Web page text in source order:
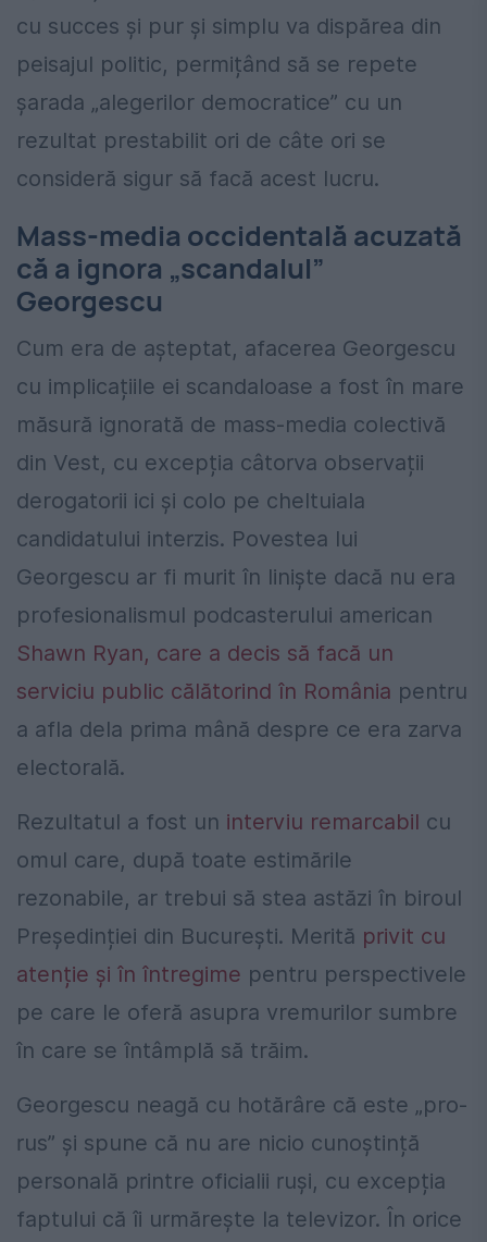
cu succes și pur și simplu va dispărea din
peisajul politic, permițând să se repete
șarada „alegerilor democratice” cu un
rezultat prestabilit ori de câte ori se
consideră sigur să facă acest lucru.
Mass-media occidentală acuzată
că a ignora „scandalul”
Georgescu
Cum era de așteptat, afacerea Georgescu
cu implicațiile ei scandaloase a fost în mare
măsură ignorată de mass-media colectivă
din Vest, cu excepția câtorva observații
derogatorii ici și colo pe cheltuiala
candidatului interzis. Povestea lui
Georgescu ar fi murit în liniște dacă nu era
profesionalismul podcasterului american
Shawn Ryan, care a decis să facă un
serviciu public călătorind în România pentru
a afla dela prima mână despre ce era zarva
electorală.
Rezultatul a fost un interviu remarcabil cu
omul care, după toate estimările
rezonabile, ar trebui să stea astăzi în biroul
Președinției din București. Merită privit cu
atenție și în întregime pentru perspectivele
pe care le oferă asupra vremurilor sumbre
în care se întâmplă să trăim.
Georgescu neagă cu hotărâre că este „pro-
rus” și spune că nu are nicio cunoștință
personală printre oficialii ruși, cu excepția
faptului că îi urmărește la televizor. În orice